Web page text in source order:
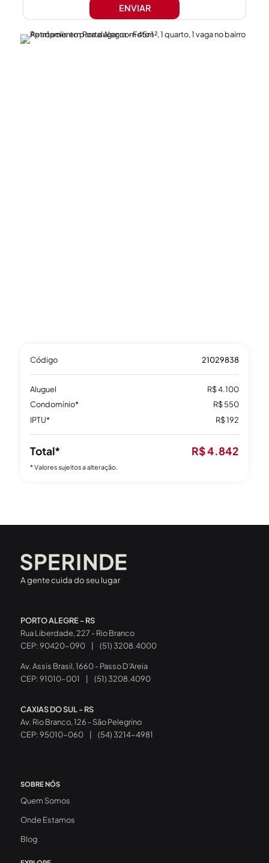
Código 21029838
Aluguel
R$ 4.100
Condomínio*
R$ 550
IPTU*
R$ 192
Total* R$ 4.842
* Valores sujeitos a alteração.
A gente cuida do seu lugar
PORTO ALEGRE - RS
Rua Liberdade, 227 - Rio Branco
CEP: 90420-090
(51) 3208.4000
Av. Assis Brasil, 1660 - Passo D’Areia
CEP: 91010-001
(51) 3208.4090
CAXIAS DO SUL - RS
Av. Rio Branco, 126 - São Pelegrino
CEP: 95010-060
(54) 3214-4981
SOBRE NÓS
Quem Somos
Onde Estamos
Blog